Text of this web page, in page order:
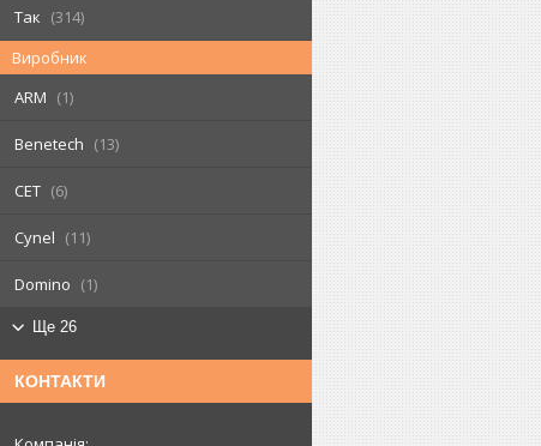
Так
314
Виробник
ARM
1
Benetech 13
CET 6
Cynel 11
Domino 1
Ще 26
КОНТАКТИ